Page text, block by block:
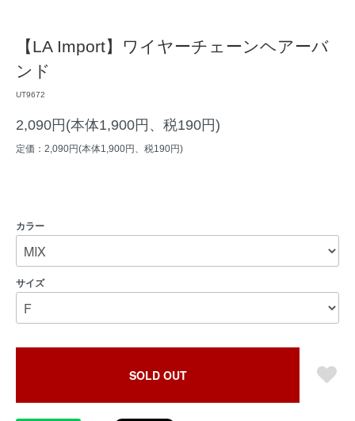
【LA Import】ワイヤーチェーンヘアーバ
ンド
UT9672
2,090円(本体1,900円、税190円)
定価：2,090円(本体1,900円、税190円)
カラー
サイズ
SOLD OUT